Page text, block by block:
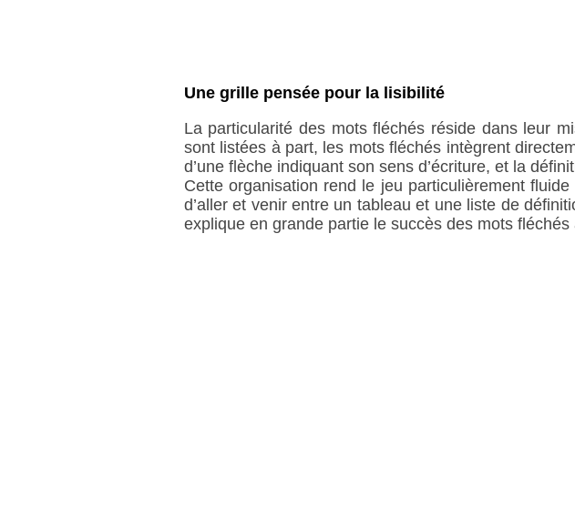
Une grille pensée pour la lisibilité
La particularité des mots fléchés réside dans leur
sont listées à part, les mots fléchés intègrent
d’une flèche indiquant son sens d’écriture, et la
Cette organisation rend le jeu particulièrement
d’aller et venir entre un tableau et une liste de
explique en grande partie le succès des mots